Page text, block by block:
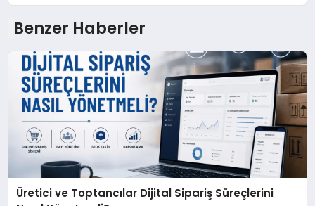
Benzer Haberler
Üretici ve Toptancılar Dijital Sipariş Süreçlerini